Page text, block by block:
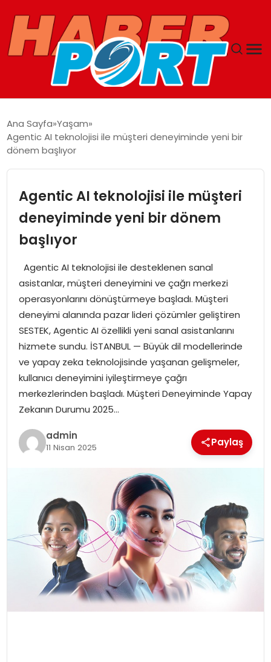
GUNCEL
SAĞLIK
SPOR
MAGAZIN
SPOR
EĞITIM
OTOMOBIL
TEKNOLOJI
EKONOMI
Ana Sayfa Yaşam
Agentic AI teknolojisi ile müşteri deneyiminde yeni bir
dönem başlıyor
Agentic AI teknolojisi ile müşteri
deneyiminde yeni bir dönem
başlıyor
Agentic AI teknolojisi ile desteklenen sanal
asistanlar, müşteri deneyimini ve çağrı merkezi
operasyonlarını dönüştürmeye başladı. Müşteri
deneyimi alanında pazar lideri çözümler geliştiren
SESTEK, Agentic AI özellikli yeni sanal asistanlarını
hizmete sundu. İSTANBUL — Büyük dil modellerinde
ve yapay zeka teknolojisinde yaşanan gelişmeler,
kullanıcı deneyimini iyileştirmeye çağrı
merkezlerinden başladı. Müşteri Deneyiminde Yapay
Zekanın Durumu 2025…
admin
11 Nisan 2025 Paylaş